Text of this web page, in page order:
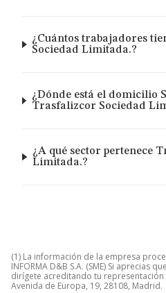
¿Cuántos trabajadores
Sociedad Limitada.?
¿Dónde está el domicilio
Trasfalizcor Sociedad
¿A qué sector pertenece
Limitada.?
(1) La información de la empresa
INFORMA D&B S.A. (SME) Si aprecias
dirígete acreditando tu
Avenida de Europa, 19, 28108, Madrid.